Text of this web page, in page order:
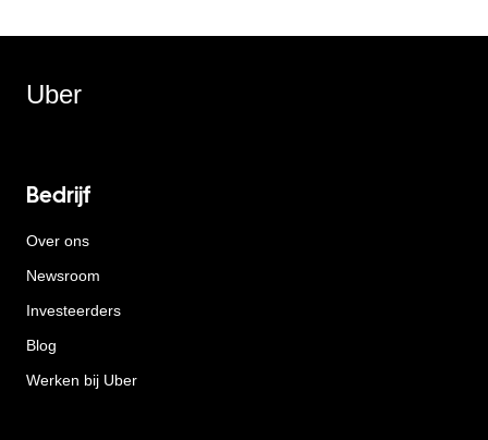
Uber
Bedrijf
Over ons
Newsroom
Investeerders
Blog
Werken bij Uber